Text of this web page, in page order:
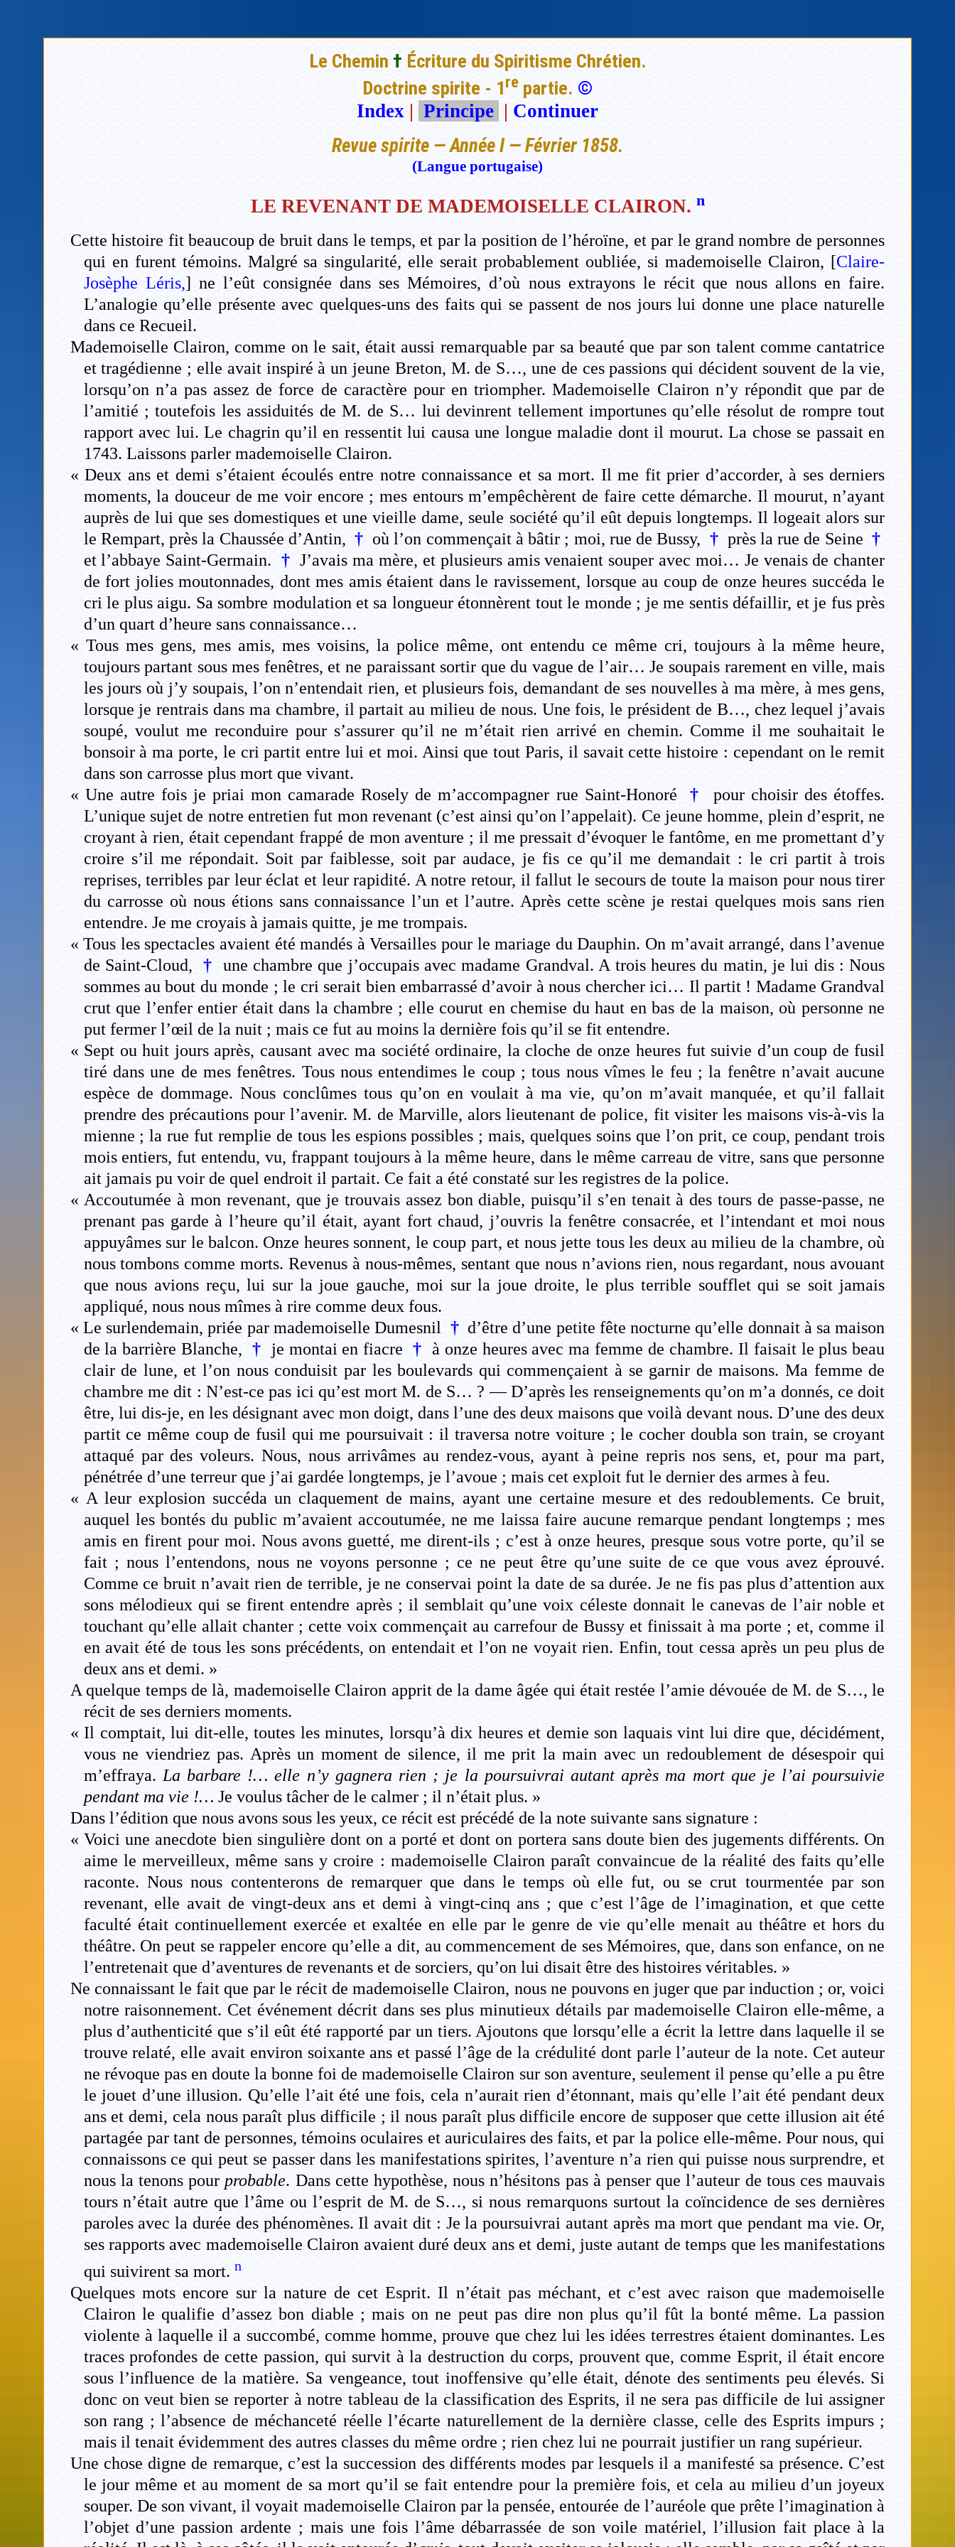
Le Chemin † Écriture du Spiritisme Chrétien.
Doctrine spirite - 1re partie. ©
Index | Principe | Continuer
Revue spirite — Année I — Février 1858.
(Langue portugaise)
LE REVENANT DE MADEMOISELLE CLAIRON. n
Cette histoire fit beaucoup de bruit dans le temps, et par la position de l’héroïne, et par le grand nombre de personnes
qui en furent témoins. Malgré sa singularité, elle serait probablement oubliée, si mademoiselle Clairon, [Claire-
Josèphe Léris,] ne l’eût consignée dans ses Mémoires, d’où nous extrayons le récit que nous allons en faire.
L’analogie qu’elle présente avec quelques-uns des faits qui se passent de nos jours lui donne une place naturelle
dans ce Recueil.
Mademoiselle Clairon, comme on le sait, était aussi remarquable par sa beauté que par son talent comme cantatrice
et tragédienne ; elle avait inspiré à un jeune Breton, M. de S…, une de ces passions qui décident souvent de la vie,
lorsqu’on n’a pas assez de force de caractère pour en triompher. Mademoiselle Clairon n’y répondit que par de
l’amitié ; toutefois les assiduités de M. de S… lui devinrent tellement importunes qu’elle résolut de rompre tout
rapport avec lui. Le chagrin qu’il en ressentit lui causa une longue maladie dont il mourut. La chose se passait en
1743. Laissons parler mademoiselle Clairon.
« Deux ans et demi s’étaient écoulés entre notre connaissance et sa mort. Il me fit prier d’accorder, à ses derniers
moments, la douceur de me voir encore ; mes entours m’empêchèrent de faire cette démarche. Il mourut, n’ayant
auprès de lui que ses domestiques et une vieille dame, seule société qu’il eût depuis longtemps. Il logeait alors sur
le Rempart, près la Chaussée d’Antin, † où l’on commençait à bâtir ; moi, rue de Bussy, † près la rue de Seine †
et l’abbaye Saint-Germain. † J’avais ma mère, et plusieurs amis venaient souper avec moi… Je venais de chanter
de fort jolies moutonnades, dont mes amis étaient dans le ravissement, lorsque au coup de onze heures succéda le
cri le plus aigu. Sa sombre modulation et sa longueur étonnèrent tout le monde ; je me sentis défaillir, et je fus près
d’un quart d’heure sans connaissance…
« Tous mes gens, mes amis, mes voisins, la police même, ont entendu ce même cri, toujours à la même heure,
toujours partant sous mes fenêtres, et ne paraissant sortir que du vague de l’air… Je soupais rarement en ville, mais
les jours où j’y soupais, l’on n’entendait rien, et plusieurs fois, demandant de ses nouvelles à ma mère, à mes gens,
lorsque je rentrais dans ma chambre, il partait au milieu de nous. Une fois, le président de B…, chez lequel j’avais
soupé, voulut me reconduire pour s’assurer qu’il ne m’était rien arrivé en chemin. Comme il me souhaitait le
bonsoir à ma porte, le cri partit entre lui et moi. Ainsi que tout Paris, il savait cette histoire : cependant on le remit
dans son carrosse plus mort que vivant.
« Une autre fois je priai mon camarade Rosely de m’accompagner rue Saint-Honoré
†
pour choisir des étoffes.
L’unique sujet de notre entretien fut mon revenant (c’est ainsi qu’on l’appelait). Ce jeune homme, plein d’esprit, ne
croyant à rien, était cependant frappé de mon aventure ; il me pressait d’évoquer le fantôme, en me promettant d’y
croire s’il me répondait. Soit par faiblesse, soit par audace, je fis ce qu’il me demandait : le cri partit à trois
reprises, terribles par leur éclat et leur rapidité. A notre retour, il fallut le secours de toute la maison pour nous tirer
du carrosse où nous étions sans connaissance l’un et l’autre. Après cette scène je restai quelques mois sans rien
entendre. Je me croyais à jamais quitte, je me trompais.
« Tous les spectacles avaient été mandés à Versailles pour le mariage du Dauphin. On m’avait arrangé, dans l’avenue
de Saint-Cloud,
†
une chambre que j’occupais avec madame Grandval. A trois heures du matin, je lui dis : Nous
sommes au bout du monde ; le cri serait bien embarrassé d’avoir à nous chercher ici… Il partit ! Madame Grandval
crut que l’enfer entier était dans la chambre ; elle courut en chemise du haut en bas de la maison, où personne ne
put fermer l’œil de la nuit ; mais ce fut au moins la dernière fois qu’il se fit entendre.
« Sept ou huit jours après, causant avec ma société ordinaire, la cloche de onze heures fut suivie d’un coup de fusil
tiré dans une de mes fenêtres. Tous nous entendimes le coup ; tous nous vîmes le feu ; la fenêtre n’avait aucune
espèce de dommage. Nous conclûmes tous qu’on en voulait à ma vie, qu’on m’avait manquée, et qu’il fallait
prendre des précautions pour l’avenir. M. de Marville, alors lieutenant de police, fit visiter les maisons vis-à-vis la
mienne ; la rue fut remplie de tous les espions possibles ; mais, quelques soins que l’on prit, ce coup, pendant trois
mois entiers, fut entendu, vu, frappant toujours à la même heure, dans le même carreau de vitre, sans que personne
ait jamais pu voir de quel endroit il partait. Ce fait a été constaté sur les registres de la police.
« Accoutumée à mon revenant, que je trouvais assez bon diable, puisqu’il s’en tenait à des tours de passe-passe, ne
prenant pas garde à l’heure qu’il était, ayant fort chaud, j’ouvris la fenêtre consacrée, et l’intendant et moi nous
appuyâmes sur le balcon. Onze heures sonnent, le coup part, et nous jette tous les deux au milieu de la chambre, où
nous tombons comme morts. Revenus à nous-mêmes, sentant que nous n’avions rien, nous regardant, nous avouant
que nous avions reçu, lui sur la joue gauche, moi sur la joue droite, le plus terrible soufflet qui se soit jamais
appliqué, nous nous mîmes à rire comme deux fous.
« Le surlendemain, priée par mademoiselle Dumesnil † d’être d’une petite fête nocturne qu’elle donnait à sa maison
de la barrière Blanche,
† je montai en fiacre † à onze heures avec ma femme de chambre. Il faisait le plus beau
clair de lune, et l’on nous conduisit par les boulevards qui commençaient à se garnir de maisons. Ma femme de
chambre me dit : N’est-ce pas ici qu’est mort M. de S… ? — D’après les renseignements qu’on m’a donnés, ce doit
être, lui dis-je, en les désignant avec mon doigt, dans l’une des deux maisons que voilà devant nous. D’une des deux
partit ce même coup de fusil qui me poursuivait : il traversa notre voiture ; le cocher doubla son train, se croyant
attaqué par des voleurs. Nous, nous arrivâmes au rendez-vous, ayant à peine repris nos sens, et, pour ma part,
pénétrée d’une terreur que j’ai gardée longtemps, je l’avoue ; mais cet exploit fut le dernier des armes à feu.
« A leur explosion succéda un claquement de mains, ayant une certaine mesure et des redoublements. Ce bruit,
auquel les bontés du public m’avaient accoutumée, ne me laissa faire aucune remarque pendant longtemps ; mes
amis en firent pour moi. Nous avons guetté, me dirent-ils ; c’est à onze heures, presque sous votre porte, qu’il se
fait ; nous l’entendons, nous ne voyons personne ; ce ne peut être qu’une suite de ce que vous avez éprouvé.
Comme ce bruit n’avait rien de terrible, je ne conservai point la date de sa durée. Je ne fis pas plus d’attention aux
sons mélodieux qui se firent entendre après ; il semblait qu’une voix céleste donnait le canevas de l’air noble et
touchant qu’elle allait chanter ; cette voix commençait au carrefour de Bussy et finissait à ma porte ; et, comme il
en avait été de tous les sons précédents, on entendait et l’on ne voyait rien. Enfin, tout cessa après un peu plus de
deux ans et demi. »
A quelque temps de là, mademoiselle Clairon apprit de la dame âgée qui était restée l’amie dévouée de M. de S…, le
récit de ses derniers moments.
« Il comptait, lui dit-elle, toutes les minutes, lorsqu’à dix heures et demie son laquais vint lui dire que, décidément,
vous ne viendriez pas. Après un moment de silence, il me prit la main avec un redoublement de désespoir qui
m’effraya. La barbare !… elle n’y gagnera rien ; je la poursuivrai autant après ma mort que je l’ai poursuivie
pendant ma vie !… Je voulus tâcher de le calmer ; il n’était plus. »
Dans l’édition que nous avons sous les yeux, ce récit est précédé de la note suivante sans signature :
« Voici une anecdote bien singulière dont on a porté et dont on portera sans doute bien des jugements différents. On
aime le merveilleux, même sans y croire : mademoiselle Clairon paraît convaincue de la réalité des faits qu’elle
raconte. Nous nous contenterons de remarquer que dans le temps où elle fut, ou se crut tourmentée par son
revenant, elle avait de vingt-deux ans et demi à vingt-cinq ans ; que c’est l’âge de l’imagination, et que cette
faculté était continuellement exercée et exaltée en elle par le genre de vie qu’elle menait au théâtre et hors du
théâtre. On peut se rappeler encore qu’elle a dit, au commencement de ses Mémoires, que, dans son enfance, on ne
l’entretenait que d’aventures de revenants et de sorciers, qu’on lui disait être des histoires véritables. »
Ne connaissant le fait que par le récit de mademoiselle Clairon, nous ne pouvons en juger que par induction ; or, voici
notre raisonnement. Cet événement décrit dans ses plus minutieux détails par mademoiselle Clairon elle-même, a
plus d’authenticité que s’il eût été rapporté par un tiers. Ajoutons que lorsqu’elle a écrit la lettre dans laquelle il se
trouve relaté, elle avait environ soixante ans et passé l’âge de la crédulité dont parle l’auteur de la note. Cet auteur
ne révoque pas en doute la bonne foi de mademoiselle Clairon sur son aventure, seulement il pense qu’elle a pu être
le jouet d’une illusion. Qu’elle l’ait été une fois, cela n’aurait rien d’étonnant, mais qu’elle l’ait été pendant deux
ans et demi, cela nous paraît plus difficile ; il nous paraît plus difficile encore de supposer que cette illusion ait été
partagée par tant de personnes, témoins oculaires et auriculaires des faits, et par la police elle-même. Pour nous, qui
connaissons ce qui peut se passer dans les manifestations spirites, l’aventure n’a rien qui puisse nous surprendre, et
nous la tenons pour probable. Dans cette hypothèse, nous n’hésitons pas à penser que l’auteur de tous ces mauvais
tours n’était autre que l’âme ou l’esprit de M. de S…, si nous remarquons surtout la coïncidence de ses dernières
paroles avec la durée des phénomènes. Il avait dit : Je la poursuivrai autant après ma mort que pendant ma vie. Or,
ses rapports avec mademoiselle Clairon avaient duré deux ans et demi, juste autant de temps que les manifestations
qui suivirent sa mort. n
Quelques mots encore sur la nature de cet Esprit. Il n’était pas méchant, et c’est avec raison que mademoiselle
Clairon le qualifie d’assez bon diable ; mais on ne peut pas dire non plus qu’il fût la bonté même. La passion
violente à laquelle il a succombé, comme homme, prouve que chez lui les idées terrestres étaient dominantes. Les
traces profondes de cette passion, qui survit à la destruction du corps, prouvent que, comme Esprit, il était encore
sous l’influence de la matière. Sa vengeance, tout inoffensive qu’elle était, dénote des sentiments peu élevés. Si
donc on veut bien se reporter à notre tableau de la classification des Esprits, il ne sera pas difficile de lui assigner
son rang ; l’absence de méchanceté réelle l’écarte naturellement de la dernière classe, celle des Esprits impurs ;
mais il tenait évidemment des autres classes du même ordre ; rien chez lui ne pourrait justifier un rang supérieur.
Une chose digne de remarque, c’est la succession des différents modes par lesquels il a manifesté sa présence. C’est
le jour même et au moment de sa mort qu’il se fait entendre pour la première fois, et cela au milieu d’un joyeux
souper. De son vivant, il voyait mademoiselle Clairon par la pensée, entourée de l’auréole que prête l’imagination à
l’objet d’une passion ardente ; mais une fois l’âme débarrassée de son voile matériel, l’illusion fait place à la